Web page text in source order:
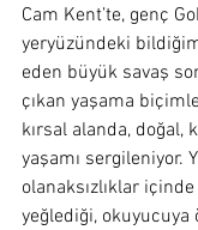
Cam Kent’te, genç
yeryüzündeki
eden büyük savaş
çıkan yaşama
kırsal alanda, doğal,
yaşamı sergileniyor.
olanaksızlıklar
yeğlediği, okuyucuya